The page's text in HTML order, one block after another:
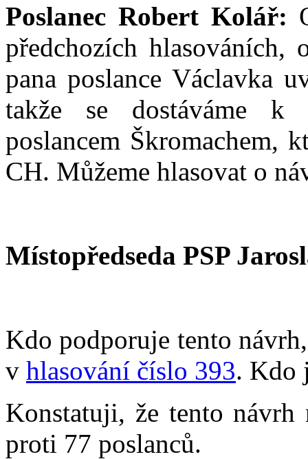
Poslanec Robert Kolář:
předchozích hlasováních,
pana poslance Václavka
takže se dostáváme k
poslancem Škromachem,
CH. Můžeme hlasovat o
Místopředseda PSP
Kdo podporuje tento
v hlasování číslo 393. Kdo
Konstatuji, že tento
proti 77 poslanců.